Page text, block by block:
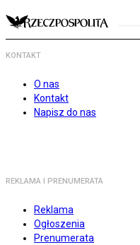
KONTAKT
O nas
Kontakt
Napisz do nas
REKLAMA I PRENUMERATA
Reklama
Ogłoszenia
Prenumerata